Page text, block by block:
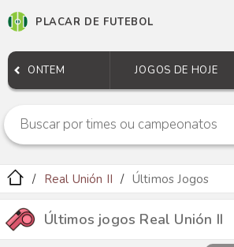
PLACAR DE FUTEBOL
ONTEM JOGOS DE HOJE
Real Unión II Últimos Jogos
Últimos jogos Real Unión II